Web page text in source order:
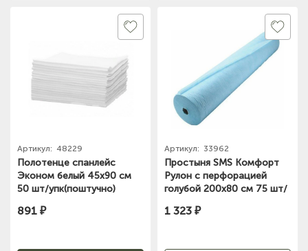
Артикул: 48229
Полотенце спанлейс
Эконом белый 45х90 см
50 шт/упк(поштучно)
891 ₽
Артикул: 33962
Простыня SMS Комфорт
Рулон с перфорацией
голубой 200х80 см 75 шт/
1 323 ₽